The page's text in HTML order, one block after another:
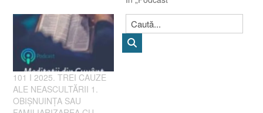
101 I 2025. TREI CAUZE
ALE NEASCULTĂRII 1.
OBIȘNUINȚA SAU